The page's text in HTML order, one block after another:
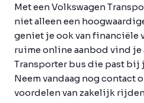
Met een Volkswagen
niet alleen een
geniet je ook van financiële
ruime online aanbod vind
Transporter bus die past bij
Neem vandaag nog contact
voordelen van zakelijk